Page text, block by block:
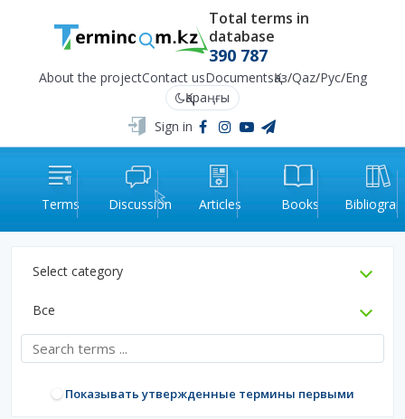
Total terms in
database
390 787
About the projectContact usDocumentsҚаз/Qaz/Рус/Eng
Қараңғы
Sign in
Terms Discussion Articles Books
Select category
Все
Показывать утвержденные термины первыми